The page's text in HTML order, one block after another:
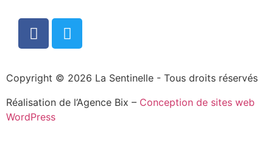
Copyright © 2026 La Sentinelle - Tous droits réservés
Réalisation de l’Agence Bix – Conception de sites web
WordPress